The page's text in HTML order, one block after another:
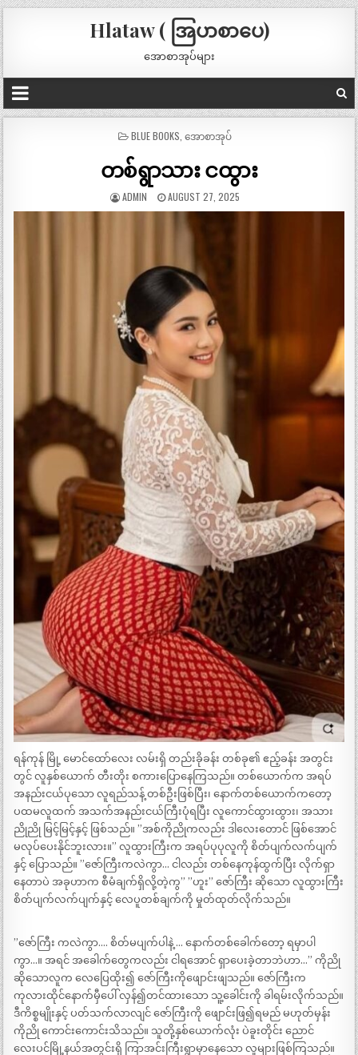
Hlataw ( အြပာစာပေ)
အောစာအုပ်များ
POSTED
BLUE BOOKS အောစာအုပ်
တစ်ရွာသား ငထွား
ADMIN AUGUST 27, 2025
ရန်ကုန် မြို့ မောင်ထော်လေး လမ်းရှိ တည်းခိုခန်း တစ်ခု၏ ဧည့်ခန်း အတွင်း
တွင် လူနှစ်ယောက် တီးတိုး စကားပြောနေကြသည်။ တစ်ယောက်က အရပ်
အနည်းငယ်ပုသော လူရည်သန့် တစ်ဦးဖြစ်ပြီး၊ နောက်တစ်ယောက်ကတော့
ပထမလူထက် အသက်အနည်းငယ်ကြီးပုံရပြီး လူကောင်ထွားထွား၊ အသား
ညိုညို မြင့်မြင့်နှင့် ဖြစ်သည်။ ”အစ်ကိုညိုကလည်း ဒါလေးတောင် ဖြစ်အောင်
မလုပ်ပေးနိုင်ဘူးလား။” လူထွားကြီးက အရပ်ပုပုလူကို စိတ်ပျက်လက်ပျက်
နှင့် ပြောသည်။ ”ဇော်ကြီးကလဲကွာ… ငါလည်း တစ်နေကုန်ထွက်ပြီး လိုက်ရှာ
နေတာပဲ အခုဟာက စီမံချက်ရှိလို့တဲ့ကွ” ”ဟူး” ဇော်ကြီး ဆိုသော လူထွားကြီး
စိတ်ပျက်လက်ပျက်နှင့် လေပူတစ်ချက်ကို မှုတ်ထုတ်လိုက်သည်။
”ဇော်ကြီး ကလဲကွာ…. စိတ်မပျက်ပါနဲ့ … နောက်တစ်ခေါက်တော့ ရမှာပါ
ကွာ…။ အရင် အခေါက်တွေကလည်း ငါရအောင် ရှာပေးခဲ့တာဘဲဟာ…” ကိုညို
ဆိုသောလူက လေပြေထိုး၍ ဇော်ကြီးကိုဖျောင်းဖျသည်။ ဇော်ကြီးက
ကုလားထိုင်နောက်မှီပေါ် လှန်၍တင်ထားသော သူ့ခေါင်းကို ခါရမ်းလိုက်သည်။
ဒီကိစ္စမျိုးနှင့် ပတ်သက်လာလျင် ဇော်ကြီးကို ဖျောင်းဖြ၍ရမည် မဟုတ်မှန်း
ကိုညို ကောင်းကောင်းသိသည်။ သူတို့နှစ်ယောက်လုံး ပဲခူးတိုင်း ညောင်
လေးပင်မြို့နယ်အတွင်းရှိ ကြာအင်းကြီးရွာမှာနေသော လူများဖြစ်ကြသည်။